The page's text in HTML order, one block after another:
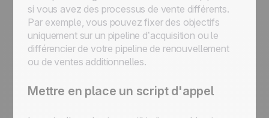
si vous avez des processus de vente différents.
Par exemple, vous pouvez fixer des objectifs
uniquement sur un pipeline d’acquisition ou le
différencier de votre pipeline de renouvellement
ou de ventes additionnelles.
Mettre en place un script d'appel